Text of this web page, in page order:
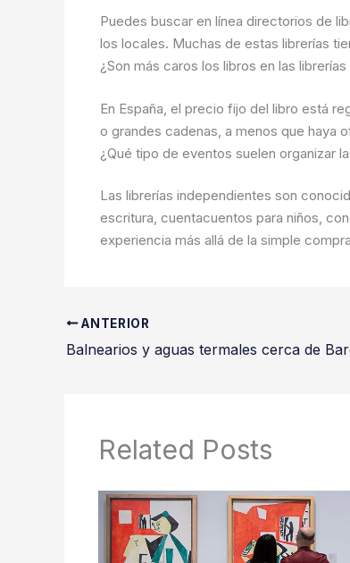
Puedes buscar en línea directorios de
los locales. Muchas de estas librerías
¿Son más caros los libros en las
En España, el precio fijo del libro está
o grandes cadenas, a menos que haya
¿Qué tipo de eventos suelen organizar
Las librerías independientes son
escritura, cuentacuentos para niños,
experiencia más allá de la simple
ANTERIOR
Related Posts